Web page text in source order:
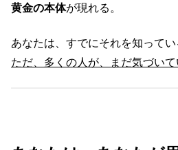
黄金の本体が現れる。
あなたは、すでにそれを知ってい
ただ、多くの人が、まだ気づいて